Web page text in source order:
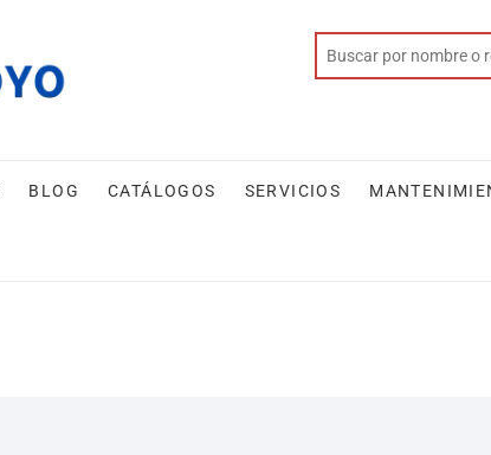
BLOG CATÁLOGOS SERVICIOS